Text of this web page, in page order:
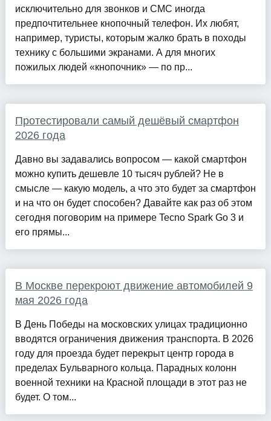
исключительно для звонков и СМС иногда
предпочтительнее кнопочный телефон. Их любят,
например, туристы, которым жалко брать в походы
технику с большими экранами. А для многих
пожилых людей «кнопочник» — по пр...
Протестировали самый дешёвый смартфон
2026 года
Давно вы задавались вопросом — какой смартфон
можно купить дешевле 10 тысяч рублей? Не в
смысле — какую модель, а что это будет за смартфон
и на что он будет способен? Давайте как раз об этом
сегодня поговорим на примере Tecno Spark Go 3 и
его прямы...
В Москве перекроют движение автомобилей 9
мая 2026 года
В День Победы на московских улицах традиционно
вводятся ограничения движения транспорта. В 2026
году для проезда будет перекрыт центр города в
пределах Бульварного кольца. Парадных колонн
военной техники на Красной площади в этот раз не
будет. О том...